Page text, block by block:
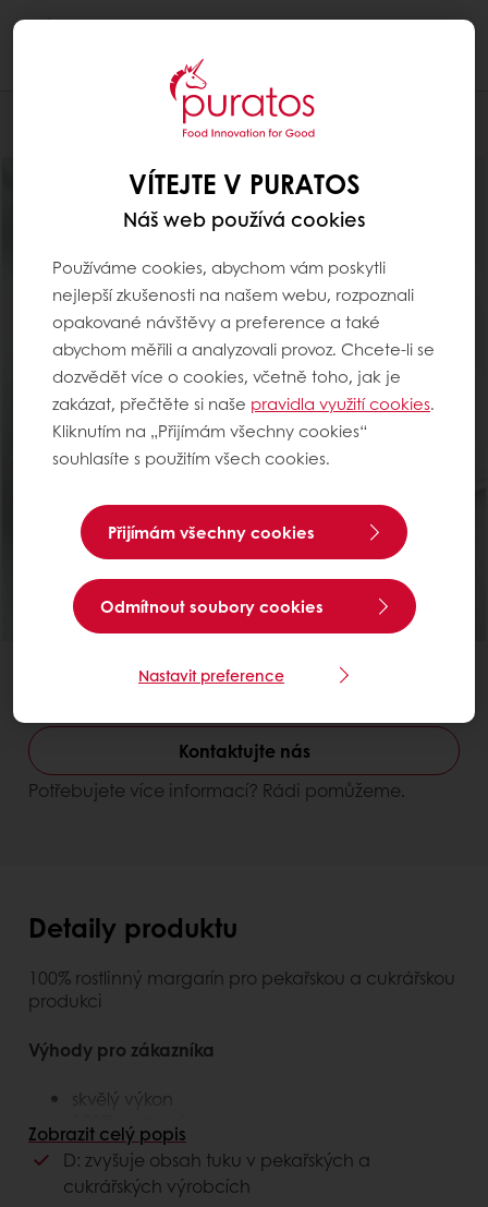
Lepší stabilita a snadnější zpracování
Kontaktujte nás
Potřebujete více informací? Rádi pomůžeme.
Detaily produktu
100% rostlinný margarín pro pekařskou a cukrářskou
produkci
Výhody pro zákazníka
skvělý výkon
100% rostlinný
úspora nákladů
Výhody pro spotřebitele
Zobrazit celý popis
D: zvyšuje obsah tuku v pekařských a
cukrářských výrobcích
VÍTEJTE V PURATOS
Náš web používá cookies
Používáme cookies, abychom vám poskytli
nejlepší zkušenosti na našem webu, rozpoznali
opakované návštěvy a preference a také
abychom měřili a analyzovali provoz. Chcete-li se
dozvědět více o cookies, včetně toho, jak je
zakázat, přečtěte si naše pravidla využití cookies.
Kliknutím na „Přijímám všechny cookies“
souhlasíte s použitím všech cookies.
Přijímám všechny cookies
Odmítnout soubory cookies
Nastavit preference